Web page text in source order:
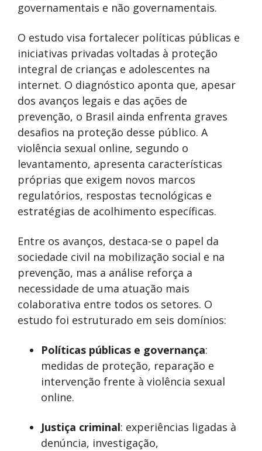
governamentais e não governamentais.
O estudo visa fortalecer políticas públicas e
iniciativas privadas voltadas à proteção
integral de crianças e adolescentes na
internet. O diagnóstico aponta que, apesar
dos avanços legais e das ações de
prevenção, o Brasil ainda enfrenta graves
desafios na proteção desse público. A
violência sexual online, segundo o
levantamento, apresenta características
próprias que exigem novos marcos
regulatórios, respostas tecnológicas e
estratégias de acolhimento específicas.
Entre os avanços, destaca-se o papel da
sociedade civil na mobilização social e na
prevenção, mas a análise reforça a
necessidade de uma atuação mais
colaborativa entre todos os setores. O
estudo foi estruturado em seis domínios:
Políticas públicas e governança:
medidas de proteção, reparação e
intervenção frente à violência sexual
online.
Justiça criminal: experiências ligadas à
denúncia, investigação,